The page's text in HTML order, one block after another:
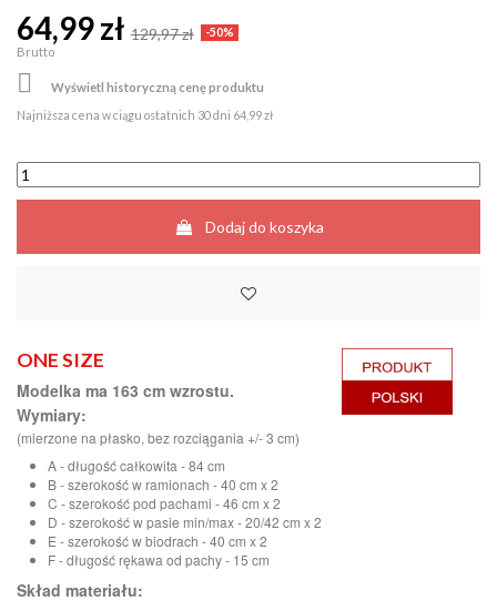
64,99 zł 129,97 zł -50%
Brutto

Wyświetl historyczną cenę produktu
Najniższa cena w ciągu ostatnich 30 dni 64,99 zł
Dodaj do koszyka
ONE SIZE
Modelka ma 163 cm wzrostu.
Wymiary:
(mierzone na płasko, bez rozciągania +/- 3 cm)
A - długość całkowita - 84 cm
B - szerokość w ramionach - 40 cm x 2
C - szerokość pod pachami - 46 cm x 2
D - szerokość w pasie min/max - 20/42 cm x 2
E - szerokość w biodrach - 40 cm x 2
F - długość rękawa od pachy - 15 cm
Skład materiału: